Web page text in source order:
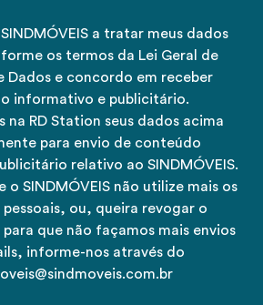
a tratar meus dados
os termos da Lei Geral de
Dados e concordo em receber
informativo e publicitário.
na RD Station seus dados acima
para envio de conteúdo
relativo ao SINDMÓVEIS.
o SINDMÓVEIS não utilize mais os
pessoais, ou, queira revogar o
que não façamos mais envios
informe-nos através do